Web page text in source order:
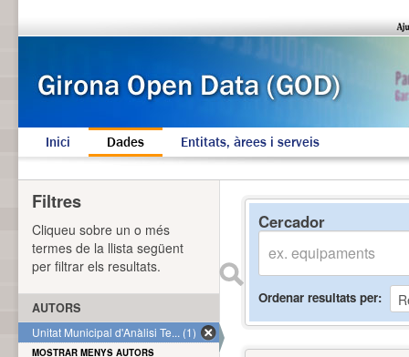
Inici Dades Entitats, àrees i serveis
Cercador
Ordenar resultats per
Filtres
Cliqueu sobre un o més
termes de la llista següent
per filtrar els resultats.
AUTORS
Unitat Municipal d'Anàlisi Te... (1)
MOSTRAR MENYS AUTORS